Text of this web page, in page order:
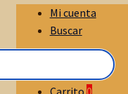
Mi cuenta
Buscar
Carrito 0